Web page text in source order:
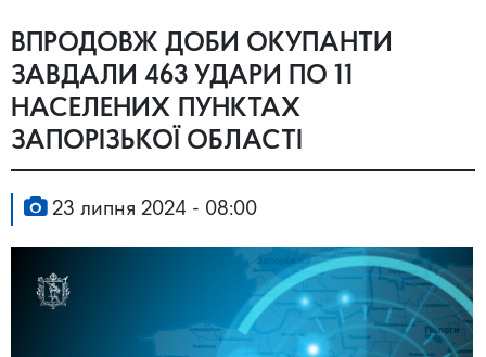
ВПРОДОВЖ ДОБИ ОКУПАНТИ
ЗАВДАЛИ 463 УДАРИ ПО 11
НАСЕЛЕНИХ ПУНКТАХ
ЗАПОРІЗЬКОЇ ОБЛАСТІ
23 липня 2024 - 08:00